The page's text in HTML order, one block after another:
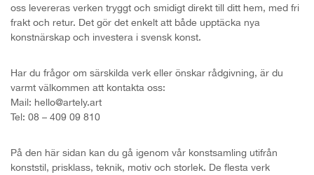
oss levereras verken tryggt och smidigt direkt till ditt hem, med fri
frakt och retur. Det gör det enkelt att både upptäcka nya
konstnärskap och investera i svensk konst.
Har du frågor om särskilda verk eller önskar rådgivning, är du
varmt välkommen att kontakta oss:
Mail: hello@artely.art
Tel: 08 – 409 09 810
På den här sidan kan du gå igenom vår konstsamling utifrån
konststil, prisklass, teknik, motiv och storlek. De flesta verk